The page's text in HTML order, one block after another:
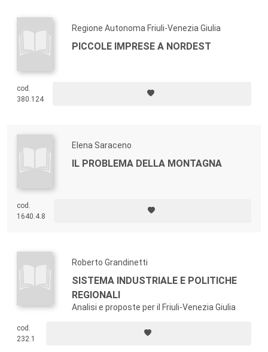
Regione Autonoma Friuli-Venezia Giulia
PICCOLE IMPRESE A NORDEST
cod.
380.124
Elena Saraceno
IL PROBLEMA DELLA MONTAGNA
cod.
1640.4.8
Roberto Grandinetti
SISTEMA INDUSTRIALE E POLITICHE
REGIONALI
Analisi e proposte per il Friuli-Venezia Giulia
cod.
232.1